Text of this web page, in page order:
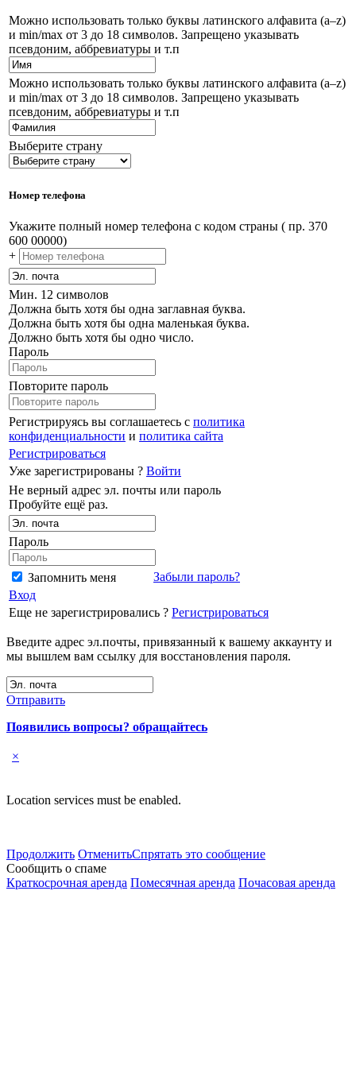
Можно использовать только буквы латинского алфавита (a–z)
и min/max от 3 до 18 символов. Запрещено указывать
псевдоним, аббревиатуры и т.п
Можно использовать только буквы латинского алфавита (a–z)
и min/max от 3 до 18 символов. Запрещено указывать
псевдоним, аббревиатуры и т.п
Выберите страну
Номер телефона
Укажите полный номер телефона с кодом страны ( пр. 370
600 00000)
+
Мин. 12 символов
Должна быть хотя бы одна заглавная буква.
Должна быть хотя бы одна маленькая буква.
Должно быть хотя бы одно число.
Пароль
Повторите пароль
Регистрируясь вы соглашаетесь с политика
конфиденциальности и политика сайта
Регистрироваться
Уже зарегистрированы ? Войти
Не верный адрес эл. почты или пароль
Пробуйте ещё раз.
Пароль
Запомнить меня
Забыли пароль?
Вход
Еще не зарегистрировались ? Регистрироваться
Введите адрес эл.почты, привязанный к вашему аккаунту и
мы вышлем вам ссылку для восстановления пароля.
Отправить
Появились вопросы? обращайтесь
×
Location services must be enabled.
Продолжить ОтменитьСпрятать это сообщение
Сообщить о спаме
Краткосрочная аренда Помесячная аренда Почасовая аренда